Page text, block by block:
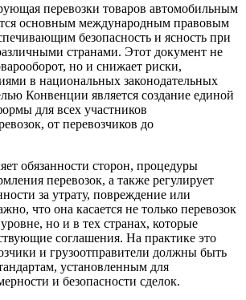
перевозки товаров автомобильным
основным международным правовым
безопасность и ясность при
странами. Этот документ не
но и снижает риски,
в национальных законодательных
Конвенции является создание единой
для всех участников
от перевозчиков до
обязанности сторон, процедуры
перевозок, а также регулирует
за утрату, повреждение или
что она касается не только перевозок
но и в тех странах, которые
соглашения. На практике это
и грузоотправители должны быть
установленным для
и безопасности сделок.